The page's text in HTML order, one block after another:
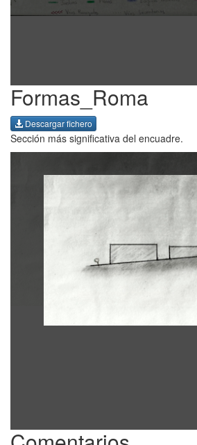
Formas_Roma
Descargar fichero
Sección más significativa del encuadre.